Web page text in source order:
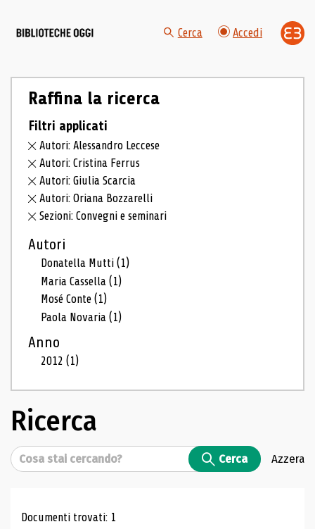
Cerca Accedi
Raffina la ricerca
Filtri applicati
Autori: Alessandro Leccese
Autori: Cristina Ferrus
Autori: Giulia Scarcia
Autori: Oriana Bozzarelli
Sezioni: Convegni e seminari
Autori
Donatella Mutti(1)
Maria Cassella(1)
Mosé Conte(1)
Paola Novaria(1)
Anno
2012(1)
Ricerca
Cerca Cerca Azzera
Risultati di ricerca
Documenti trovati: 1